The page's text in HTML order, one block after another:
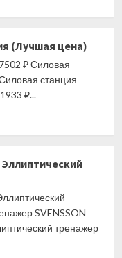
(Лучшая цена)
₽ Силовая
станция
₽...
Эллиптический
SVENSSON
тренажер